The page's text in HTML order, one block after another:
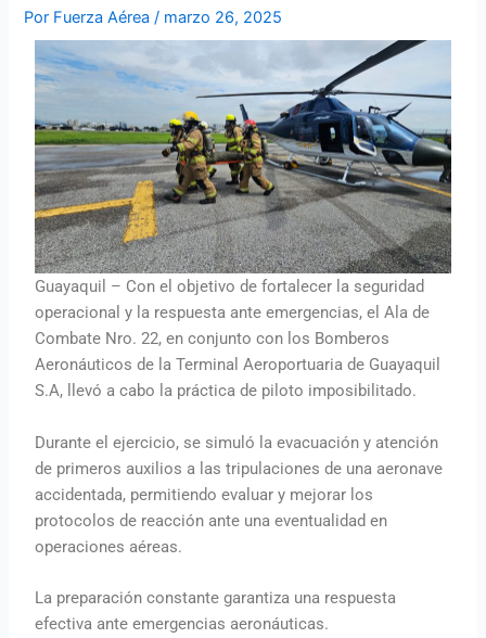
Por Fuerza Aérea/ marzo 26, 2025
Guayaquil – Con el objetivo de fortalecer la seguridad
operacional y la respuesta ante emergencias, el Ala de
Combate Nro. 22, en conjunto con los Bomberos
Aeronáuticos de la Terminal Aeroportuaria de Guayaquil
S.A, llevó a cabo la práctica de piloto imposibilitado.
Durante el ejercicio, se simuló la evacuación y atención
de primeros auxilios a las tripulaciones de una aeronave
accidentada, permitiendo evaluar y mejorar los
protocolos de reacción ante una eventualidad en
operaciones aéreas.
La preparación constante garantiza una respuesta
efectiva ante emergencias aeronáuticas.